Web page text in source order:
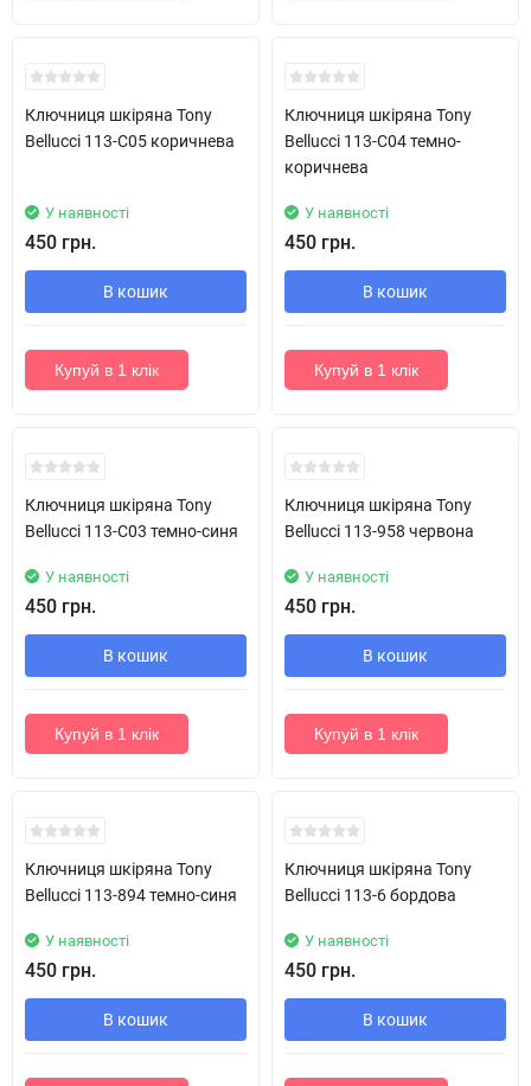
Ключниця шкіряна Tony
Bellucci 113-C05 коричнева
У наявності
450 грн.
В кошик
Купуй в 1 клік
Ключниця шкіряна Tony
Bellucci 113-C04 темно-
коричнева
У наявності
450 грн.
В кошик
Купуй в 1 клік
Ключниця шкіряна Tony
Bellucci 113-C03 темно-синя
У наявності
450 грн.
В кошик
Купуй в 1 клік
Ключниця шкіряна Tony
Bellucci 113-958 червона
У наявності
450 грн.
В кошик
Купуй в 1 клік
Ключниця шкіряна Tony
Bellucci 113-894 темно-синя
У наявності
450 грн.
В кошик
Ключниця шкіряна Tony
Bellucci 113-6 бордова
У наявності
450 грн.
В кошик